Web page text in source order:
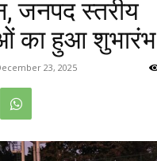
जनपद स्तरीय
का हुआ शुभारंभ
23, 2025